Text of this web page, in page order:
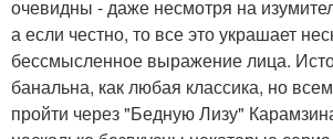
очевидны - даже несмотря на
а если честно, то все это украшает
бессмысленное выражение лица.
банальна, как любая классика, но
пройти через "Бедную Лизу"